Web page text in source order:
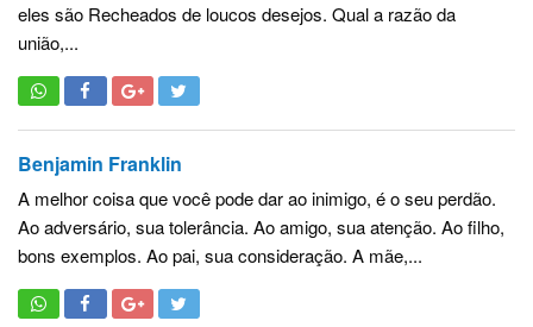
eles são Recheados de loucos desejos. Qual a razão da
união,...
Benjamin Franklin
A melhor coisa que você pode dar ao inimigo, é o seu perdão.
Ao adversário, sua tolerância. Ao amigo, sua atenção. Ao filho,
bons exemplos. Ao pai, sua consideração. A mãe,...